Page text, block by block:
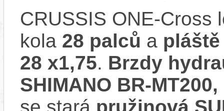
CRUSSIS ONE-Cross
kola 28 palců a pláště
28 x1,75. Brzdy
SHIMANO BR-
se stará pružinová